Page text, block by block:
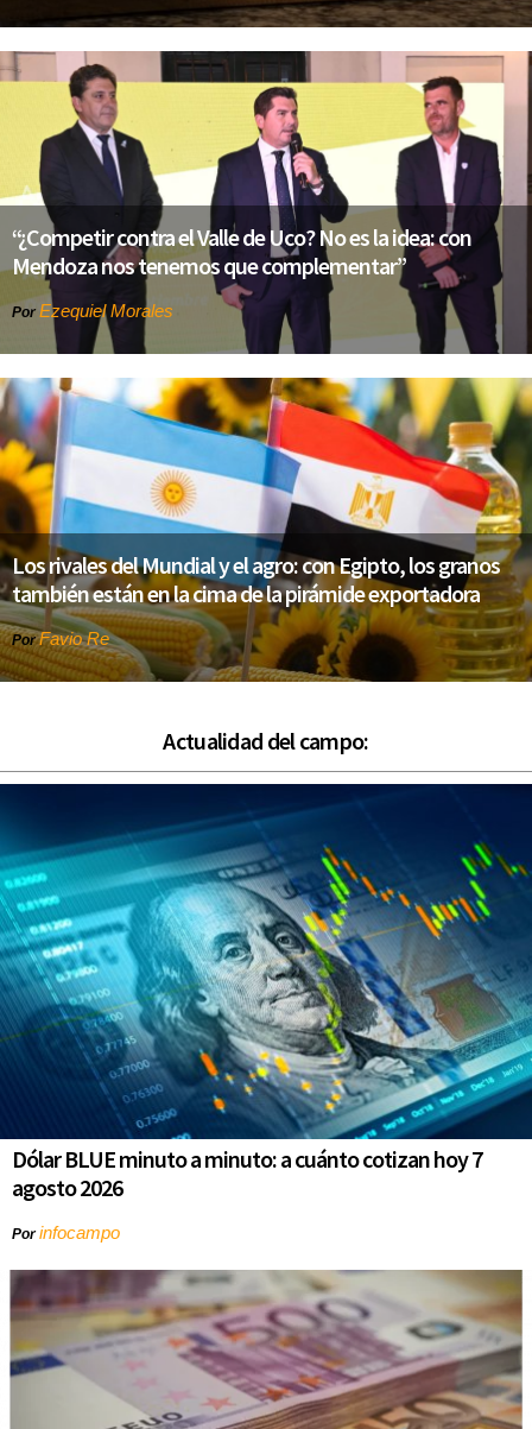
“¿Competir contra el Valle de Uco? No es la idea: con
Mendoza nos tenemos que complementar”
Por Ezequiel Morales
Los rivales del Mundial y el agro: con Egipto, los granos
también están en la cima de la pirámide exportadora
PorFavio Re
Actualidad del campo:
Dólar BLUE minuto a minuto: a cuánto cotizan hoy 7
agosto 2026
Porinfocampo